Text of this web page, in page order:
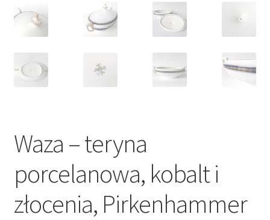
Waza – teryna
porcelanowa, kobalt i
złocenia, Pirkenhammer